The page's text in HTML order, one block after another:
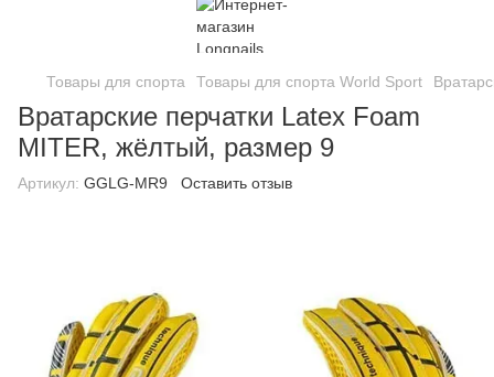
Товары для спорта Товары для спорта World Sport
Вратарские перчатки Latex Foam
MITER, жёлтый, размер 9
Артикул: GGLG-MR9 Оставить отзыв